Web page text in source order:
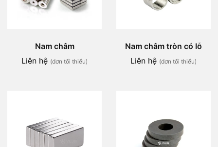
Nam châm
Liên hệ (đơn tối thiểu)
Nam châm tròn có lỗ
Liên hệ (đơn tối thiểu)